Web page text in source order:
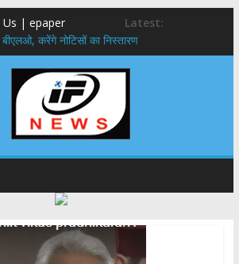
| epaper
Latest:
बीएलओ, करेंगे नोटिसों का निस्तारण
मुख्य सचिव मानसून-एसईओसी से मुख्य सचिव ने
सड़कों को शीघ्र खोला जाए, लोगों को न हो दिक्कत
विश्वविद्यालय में अनुसंधान संरचना होगी सुदृढ,उच्च
ने नवनियुक्त केन्द्रीय शिक्षा मंत्री से की मुलाकात
ने की शिष्टाचार भेंट,उत्तराखण्ड में एनसीसी के
संरचना के विकास पर हुई महत्वपूर्ण चर्चा
और मसूरी के विकास के लिए 25 बड़े प्रस्तावों को मिली